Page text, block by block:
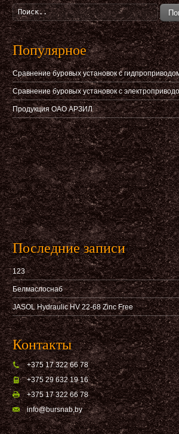
Популярное
Сравнение буровых установок с
Сравнение буровых установок с
Продукция ОАО АРЗИЛ
Последние записи
123
Белмаслоснаб
JASOL Hydraulic HV 22-68 Zinc Free
Контакты
+375 17 322 66 78
+375 29 632 19 16
+375 17 322 66 78
info@bursnab,by